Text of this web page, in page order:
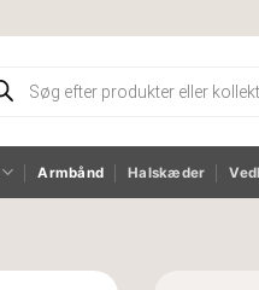
Armbånd Halskæder